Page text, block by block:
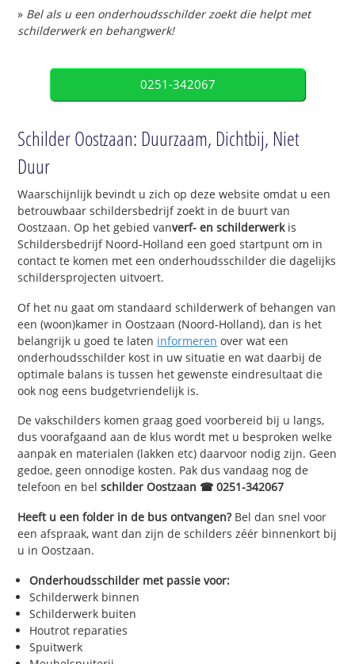
» Bel als u een onderhoudsschilder zoekt die helpt met
schilderwerk en behangwerk!
0251-342067
Schilder Oostzaan: Duurzaam, Dichtbij, Niet
Duur
Waarschijnlijk bevindt u zich op deze website omdat u een
betrouwbaar schildersbedrijf zoekt in de buurt van
Oostzaan. Op het gebied vanverf- en schilderwerkis
Schildersbedrijf Noord-Holland een goed startpunt om in
contact te komen met een onderhoudsschilder die dagelijks
schildersprojecten uitvoert.
Of het nu gaat om standaard schilderwerk of behangen van
een (woon)kamer in Oostzaan (Noord-Holland), dan is het
belangrijk u goed te laten informeren over wat een
onderhoudsschilder kost in uw situatie en wat daarbij de
optimale balans is tussen het gewenste eindresultaat die
ook nog eens budgetvriendelijk is.
De vakschilders komen graag goed voorbereid bij u langs,
dus voorafgaand aan de klus wordt met u besproken welke
aanpak en materialen (lakken etc) daarvoor nodig zijn. Geen
gedoe, geen onnodige kosten. Pak dus vandaag nog de
telefoon en belschilder Oostzaan ☎ 0251-342067
Heeft u een folder in de bus ontvangen?Bel dan snel voor
een afspraak, want dan zijn de schilders zéér binnenkort bij
u in Oostzaan.
Onderhoudsschilder met passie voor:
Schilderwerk binnen
Schilderwerk buiten
Houtrot reparaties
Spuitwerk